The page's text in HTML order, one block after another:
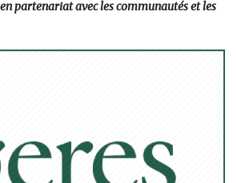
partenariat avec les communautés et les